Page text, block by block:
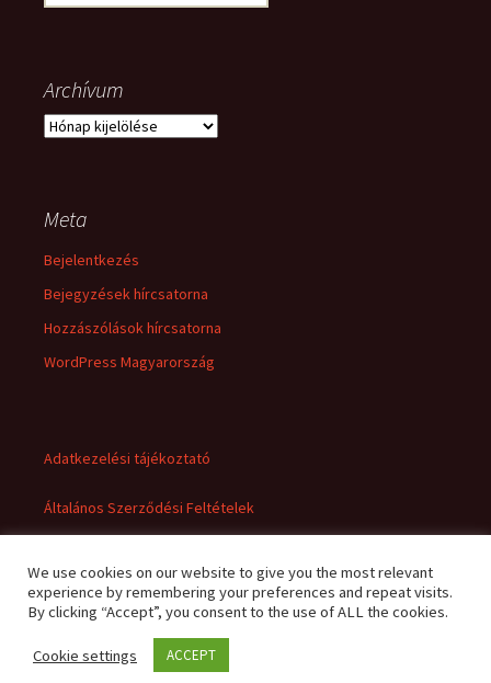
Archívum
Archívum
Meta
Bejelentkezés
Bejegyzések hírcsatorna
Hozzászólások hírcsatorna
WordPress Magyarország
Adatkezelési tájékoztató
Általános Szerződési Feltételek
Adatkezelési tájékoztató
We use cookies on our website to give you the most relevant
experience by remembering your preferences and repeat visits.
By clicking “Accept”, you consent to the use of ALL the cookies.
Cookie settings ACCEPT